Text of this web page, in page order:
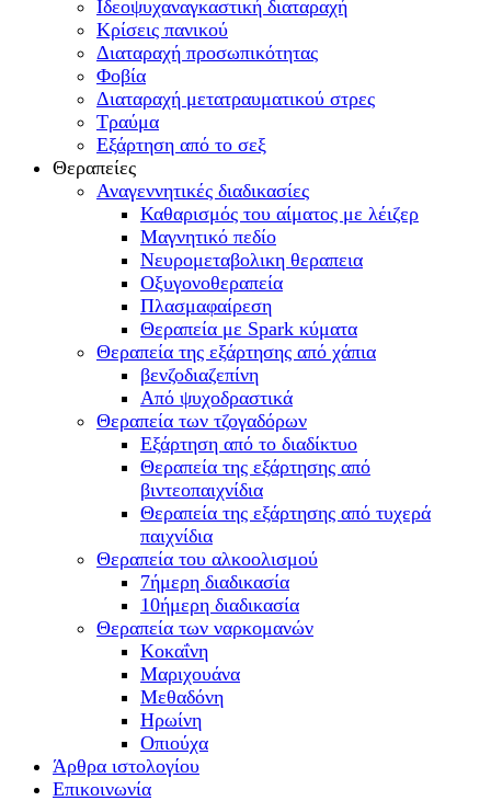
Ιδεοψυχαναγκαστική διαταραχή
Κρίσεις πανικού
Διαταραχή προσωπικότητας
Φοβία
Διαταραχή μετατραυματικού στρες
Τραύμα
Εξάρτηση από το σεξ
Θεραπείες
Αναγεννητικές διαδικασίες
Καθαρισμός του αίματος με λέιζερ
Μαγνητικό πεδίο
Νευρομεταβολικη θεραπεια
Οξυγονοθεραπεία
Πλασμαφαίρεση
Θεραπεία με Spark κύματα
Θεραπεία της εξάρτησης από χάπια
βενζοδιαζεπίνη
Από ψυχοδραστικά
Θεραπεία των τζογαδόρων
Εξάρτηση από το διαδίκτυο
Θεραπεία της εξάρτησης από
βιντεοπαιχνίδια
Θεραπεία της εξάρτησης από τυχερά
παιχνίδια
Θεραπεία του αλκοολισμού
7ήμερη διαδικασία
10ήμερη διαδικασία
Θεραπεία των ναρκομανών
Kοκαΐνη
Mαριχουάνα
Μεθαδόνη
Ηρωίνη
Oπιούχα
Άρθρα ιστολογίου
Επικοινωνία